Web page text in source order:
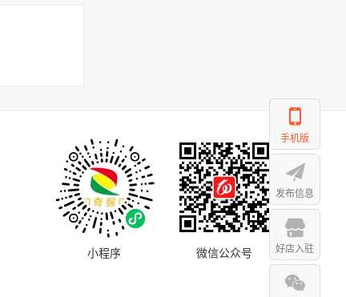
微信公众号
小程序
手机版
发布信息
好店入驻